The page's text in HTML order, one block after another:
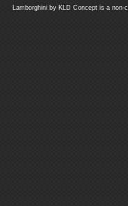
Lamborghini by KLD Concept is a